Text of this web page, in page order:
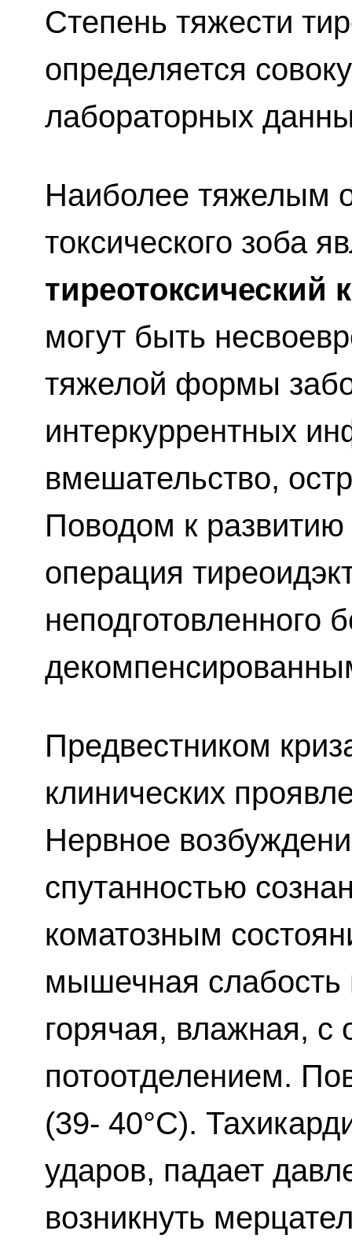
Степень тяжести
определяется
лабораторных
Наиболее тяжелым
токсического зоба
тиреотоксический
могут быть
тяжелой формы
интеркуррентных
вмешательство,
Поводом к
операция
неподготовленного
Предвестником
клинических
Нервное
спутанностью
коматозным
мышечная
горячая, влажная,
потоотделением.
(39- 40°С).
ударов, падает
возникнуть